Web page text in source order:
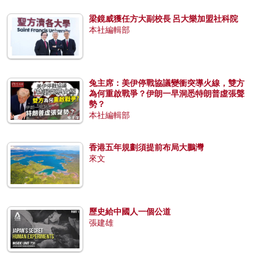
梁鏡威獲任方大副校長 呂大樂加盟社科院
本社編輯部
兔主席：美伊停戰協議變衝突導火線，雙方
為何重啟戰爭？伊朗一早洞悉特朗普虛張聲
勢？
本社編輯部
香港五年規劃須提前布局大鵬灣
來文
歷史給中國人一個公道
張建雄